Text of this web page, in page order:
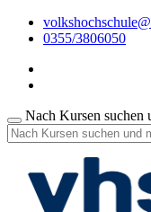
0355/3806050
Nach Kursen suchen